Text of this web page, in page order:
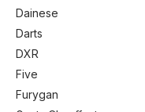
Dainese
Darts
DXR
Five
Furygan